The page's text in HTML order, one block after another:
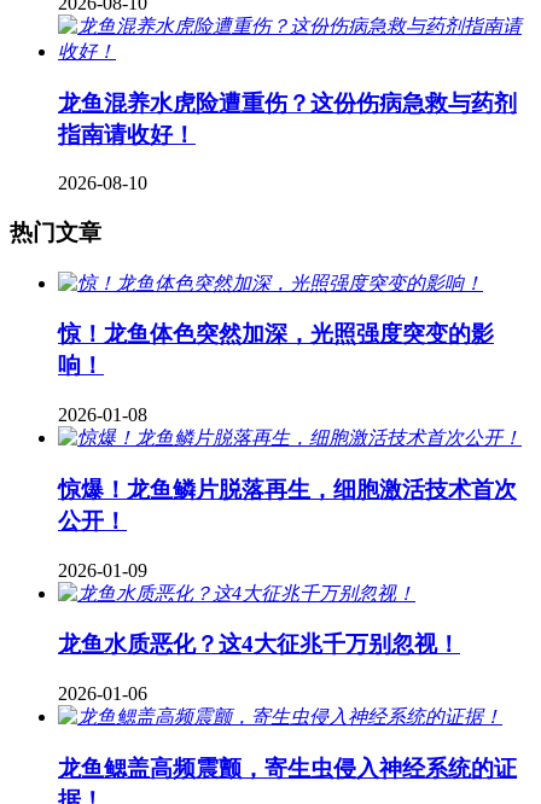
龙鱼混养水虎险遭重伤？这份伤病急救与药剂
指南请收好！
2026-08-10
热门文章
惊！龙鱼体色突然加深，光照强度突变的影
响！
2026-01-08
惊爆！龙鱼鳞片脱落再生，细胞激活技术首次
公开！
2026-01-09
龙鱼水质恶化？这4大征兆千万别忽视！
2026-01-06
龙鱼鳃盖高频震颤，寄生虫侵入神经系统的证